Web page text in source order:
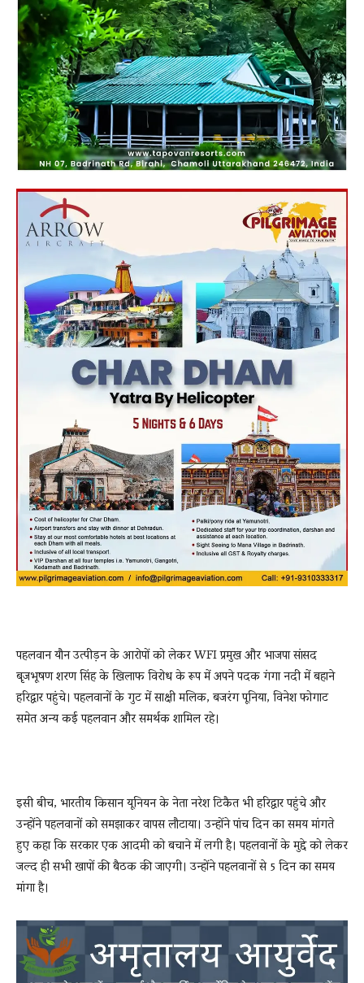
पहलवान यौन उत्पीड़न के आरोपों को लेकर WFI प्रमुख और भाजपा सांसद
बृजभूषण शरण सिंह के खिलाफ विरोध के रूप में अपने पदक गंगा नदी में बहाने
हरिद्वार पहुंचे। पहलवानों के गुट में साक्षी मलिक, बजरंग पूनिया, विनेश फोगाट
समेत अन्य कई पहलवान और समर्थक शामिल रहे।
इसी बीच, भारतीय किसान यूनियन के नेता नरेश टिकैत भी हरिद्वार पहुंचे और
उन्होंने पहलवानों को समझाकर वापस लौटाया। उन्होंने पांच दिन का समय मांगते
हुए कहा कि सरकार एक आदमी को बचाने में लगी है। पहलवानों के मुद्दे को लेकर
जल्द ही सभी खापों की बैठक की जाएगी। उन्होंने पहलवानों से 5 दिन का समय
मांगा है।